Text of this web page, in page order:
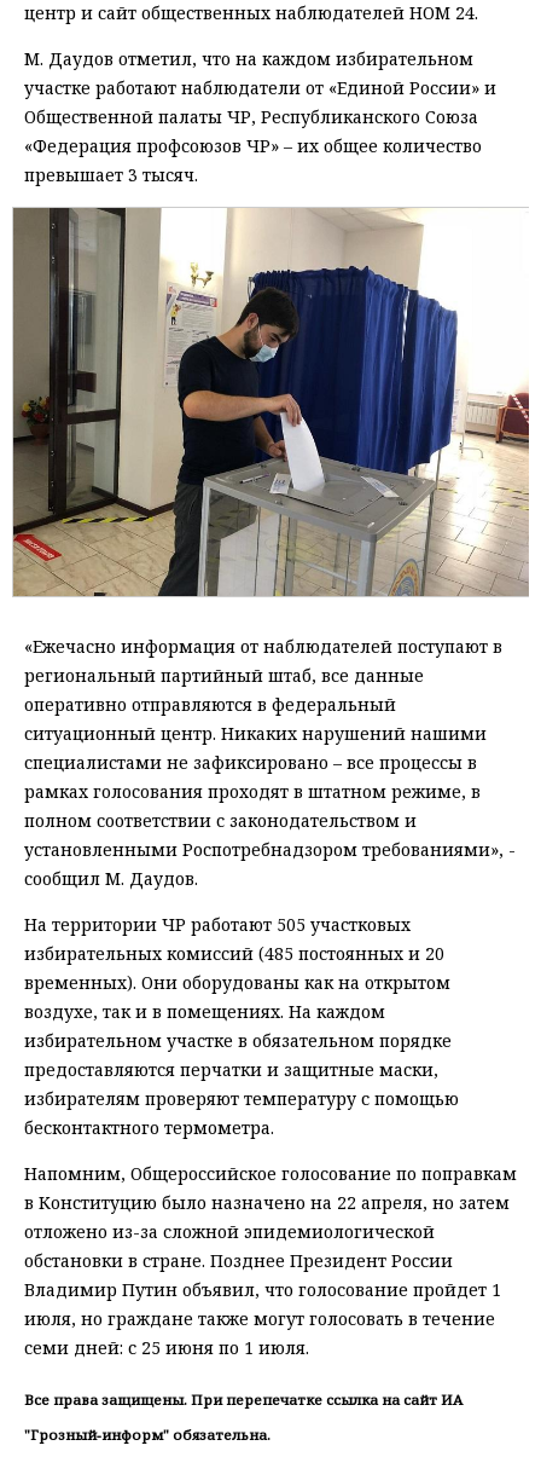
центр и сайт общественных наблюдателей НОМ 24.
М. Даудов отметил, что на каждом избирательном
участке работают наблюдатели от «Единой России» и
Общественной палаты ЧР, Республиканского Союза
«Федерация профсоюзов ЧР» – их общее количество
превышает 3 тысяч.
«Ежечасно информация от наблюдателей поступают в
региональный партийный штаб, все данные
оперативно отправляются в федеральный
ситуационный центр. Никаких нарушений нашими
специалистами не зафиксировано – все процессы в
рамках голосования проходят в штатном режиме, в
полном соответствии с законодательством и
установленными Роспотребнадзором требованиями», -
сообщил М. Даудов.
На территории ЧР работают 505 участковых
избирательных комиссий (485 постоянных и 20
временных). Они оборудованы как на открытом
воздухе, так и в помещениях. На каждом
избирательном участке в обязательном порядке
предоставляются перчатки и защитные маски,
избирателям проверяют температуру с помощью
бесконтактного термометра.
Напомним, Общероссийское голосование по поправкам
в Конституцию было назначено на 22 апреля, но затем
отложено из-за сложной эпидемиологической
обстановки в стране. Позднее Президент России
Владимир Путин объявил, что голосование пройдет 1
июля, но граждане также могут голосовать в течение
семи дней: с 25 июня по 1 июля.
Все права защищены. При перепечатке ссылка на сайт ИА
"Грозный-информ" обязательна.